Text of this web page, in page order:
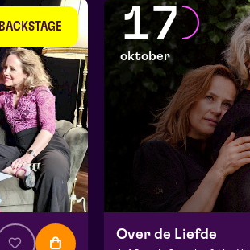
BACKSTAGE 17
oktober
Over de Liefde